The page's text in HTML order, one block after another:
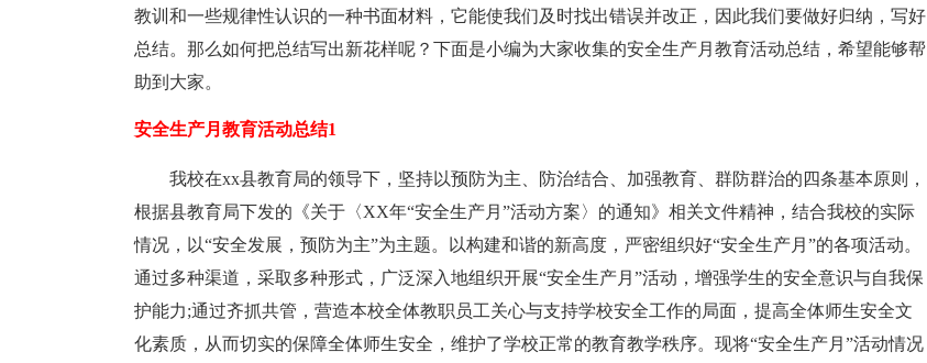
教训和一些规律性认识的一种书面材料，它能使我们及时找出错误并改正，因此我们要做好归纳，写好
总结。那么如何把总结写出新花样呢？下面是小编为大家收集的安全生产月教育活动总结，希望能够帮
助到大家。
安全生产月教育活动总结1
我校在xx县教育局的领导下，坚持以预防为主、防治结合、加强教育、群防群治的四条基本原则，
根据县教育局下发的《关于〈XX年“安全生产月”活动方案〉的通知》相关文件精神，结合我校的实际
情况，以“安全发展，预防为主”为主题。以构建和谐的新高度，严密组织好“安全生产月”的各项活动。
通过多种渠道，采取多种形式，广泛深入地组织开展“安全生产月”活动，增强学生的安全意识与自我保
护能力;通过齐抓共管，营造本校全体教职员工关心与支持学校安全工作的局面，提高全体师生安全文
化素质，从而切实的保障全体师生安全，维护了学校正常的教育教学秩序。现将“安全生产月”活动情况